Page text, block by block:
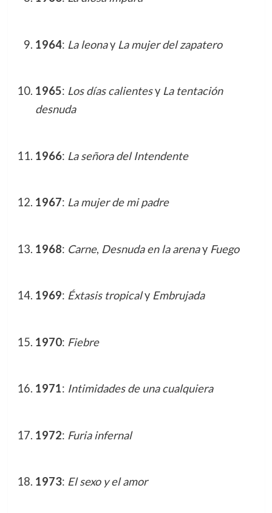
1964: La leonay La mujer del zapatero
1965: Los días calientesy La tentación
desnuda
1966: La señora del Intendente
1967: La mujer de mi padre
1968: Carne, Desnuda en la arenay Fuego
1969: Éxtasis tropicaly Embrujada
1970: Fiebre
1971: Intimidades de una cualquiera
1972: Furia infernal
1973: El sexo y el amor